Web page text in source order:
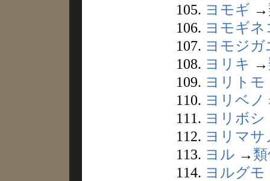
105. ヨモギ →
106. ヨモギネ
107. ヨモジガ
108. ヨリキ →
109. ヨリトモ
110. ヨリベノ
111. ヨリボシ
112. ヨリマ
113. ヨル →
114. ヨルグモ